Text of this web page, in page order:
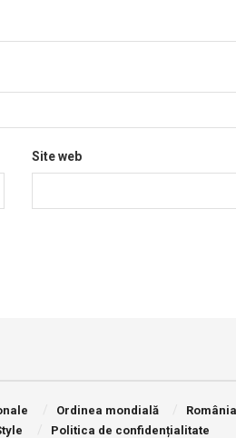
Site web
Ordinea mondială România
Politica de confidențialitate